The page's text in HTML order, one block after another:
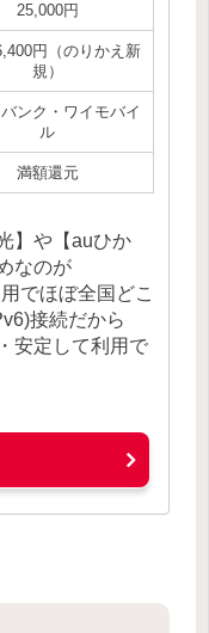
25,000円
円（のりかえ新
規）
ンク・ワイモバイ
ル
満額還元
】や【auひか
なのが
でほぼ全国どこ
接続だから
安定して利用で